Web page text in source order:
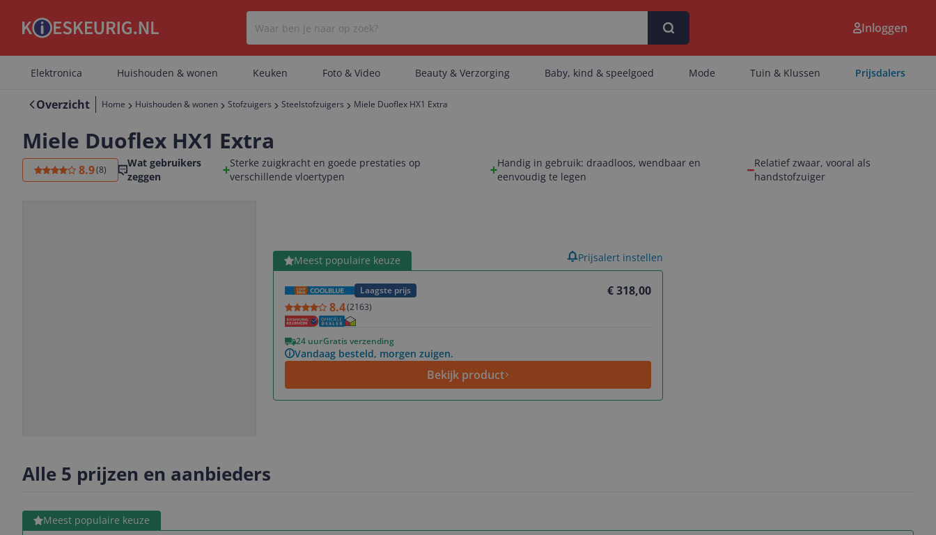
Er zijn geen producten gevonden.
Inloggen
Elektronica Huishouden & wonen Keuken Foto & Video Beauty & Verzorging Baby, kind & speelgoed Mode Tuin & Klussen Prijsdalers
Overzicht Home Huishouden & wonen Stofzuigers Steelstofzuigers Miele Duoflex HX1 Extra
Miele Duoflex HX1 Extra
8.9(8)
Wat gebruikers
zeggen
Sterke zuigkracht en goede prestaties op
verschillende vloertypen
Handig in gebruik: draadloos, wendbaar en
eenvoudig te legen
Relatief zwaar, vooral als
handstofzuiger
Meest populaire keuze
Laagste prijs
€ 318,00
8.4(2163)
24 uurGratis verzending
Vandaag besteld, morgen zuigen.
Bekijk product
Bekijk product Prijsalert instellen
Alle 5 prijzen en aanbieders
Meest populaire keuze
Bekijk product